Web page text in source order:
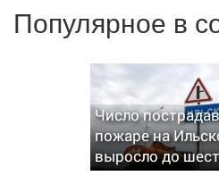
Популярное в
Число
пожаре на
выросло до